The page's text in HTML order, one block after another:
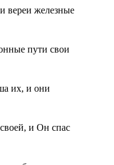
вереи железные
пути свои
их, и они
и Он спас